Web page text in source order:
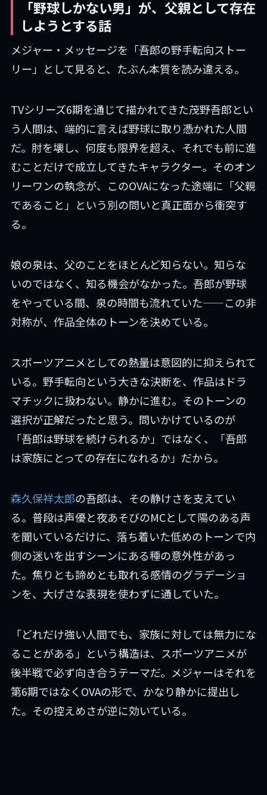
「野球しかない男」が、父親として存在
しようとする話
メジャー・メッセージを「吾郎の野手転向ストー
リー」として見ると、たぶん本質を読み違える。
TVシリーズ6期を通じて描かれてきた茂野吾郎とい
う人間は、端的に言えば野球に取り憑かれた人間
だ。肘を壊し、何度も限界を超え、それでも前に進
むことだけで成立してきたキャラクター。そのオン
リーワンの執念が、このOVAになった途端に「父親
であること」という別の問いと真正面から衝突す
る。
娘の泉は、父のことをほとんど知らない。知らな
いのではなく、知る機会がなかった。吾郎が野球
をやっている間、泉の時間も流れていた——この非
対称が、作品全体のトーンを決めている。
スポーツアニメとしての熱量は意図的に抑えられて
いる。野手転向という大きな決断を、作品はドラ
マチックに扱わない。静かに進む。そのトーンの
選択が正解だったと思う。問いかけているのが
「吾郎は野球を続けられるか」ではなく、「吾郎
は家族にとっての存在になれるか」だから。
森久保祥太郎の吾郎は、その静けさを支えてい
る。普段は声優と夜あそびのMCとして陽のある声
を聞いているだけに、落ち着いた低めのトーンで内
側の迷いを出すシーンにある種の意外性があっ
た。焦りとも諦めとも取れる感情のグラデーショ
ンを、大げさな表現を使わずに通していた。
「どれだけ強い人間でも、家族に対しては無力にな
ることがある」という構造は、スポーツアニメが
後半戦で必ず向き合うテーマだ。メジャーはそれを
第6期ではなくOVAの形で、かなり静かに提出し
た。その控えめさが逆に効いている。